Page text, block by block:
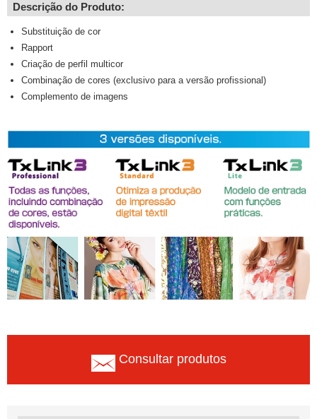
Descrição do Produto:
Substituição de cor
Rapport
Criação de perfil multicor
Combinação de cores (exclusivo para a versão profissional)
Complemento de imagens
Consultar produtos